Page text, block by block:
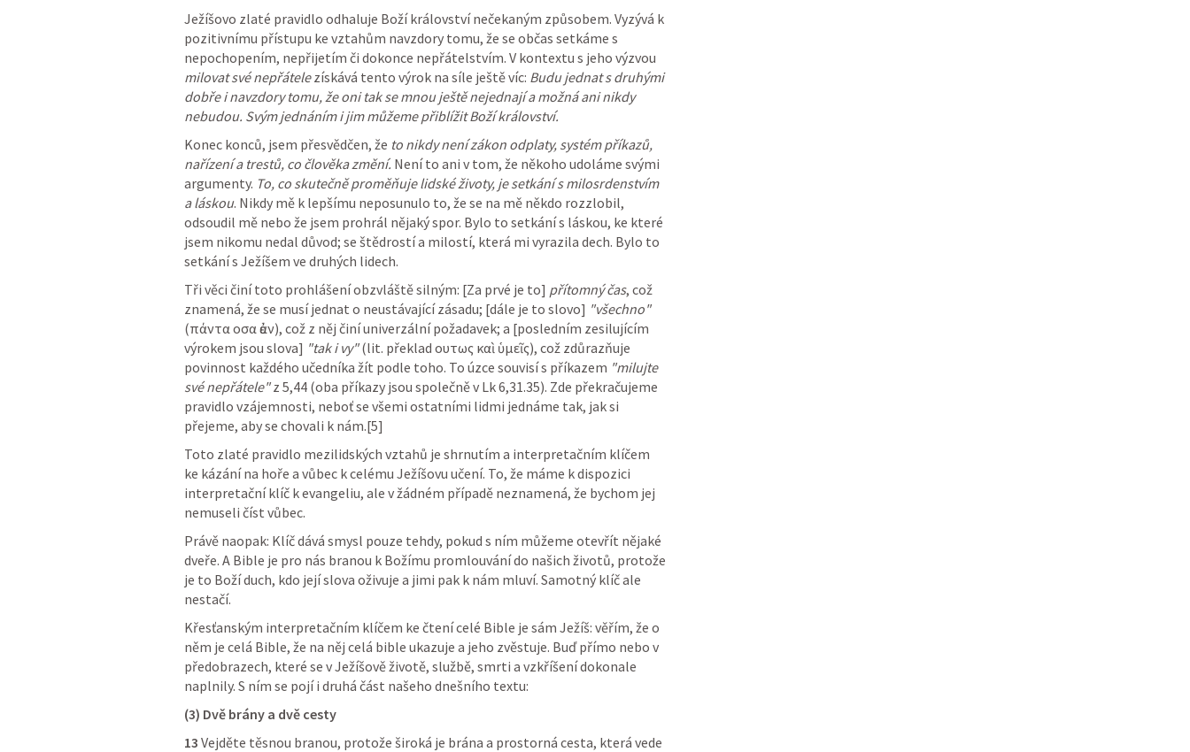
Ježíšovo zlaté pravidlo odhaluje Boží království nečekaným způsobem. Vyzývá k
pozitivnímu přístupu ke vztahům navzdory tomu, že se občas setkáme s
milovat své nepřátele získává tento výrok na síle ještě víc: Budu jednat s druhými
dobře i navzdory tomu, že oni tak se mnou ještě nejednají a možná ani nikdy
nebudou. Svým jednáním i jim můžeme přiblížit Boží království.
Konec konců, jsem přesvědčen, že to nikdy není zákon odplaty, systém příkazů,
nařízení a trestů, co člověka změní. Není to ani v tom, že někoho udoláme svými
argumenty. To, co skutečně proměňuje lidské životy, je setkání s milosrdenstvím
a láskou. Nikdy mě k lepšímu neposunulo to, že se na mě někdo rozzlobil,
odsoudil mě nebo že jsem prohrál nějaký spor. Bylo to setkání s láskou, ke které
jsem nikomu nedal důvod; se štědrostí a milostí, která mi vyrazila dech. Bylo to
setkání s Ježíšem ve druhých lidech.
Tři věci činí toto prohlášení obzvláště silným: [Za prvé je to] přítomný čas, což
znamená, že se musí jednat o neustávající zásadu; [dále je to slovo] "všechno"
(πάντα οσα ἐάν), což z něj činí univerzální požadavek; a [posledním zesilujícím
výrokem jsou slova] "tak i vy" (lit. překlad ουτως καὶ ὑμεῖς), což zdůrazňuje
povinnost každého učedníka žít podle toho. To úzce souvisí s příkazem "milujte
své nepřátele" z 5,44 (oba příkazy jsou společně v Lk 6,31.35). Zde překračujeme
pravidlo vzájemnosti, neboť se všemi ostatními lidmi jednáme tak, jak si
přejeme, aby se chovali k nám.[5]
Toto zlaté pravidlo mezilidských vztahů je shrnutím a interpretačním klíčem
ke kázání na hoře a vůbec k celému Ježíšovu učení. To, že máme k dispozici
interpretační klíč k evangeliu, ale v žádném případě neznamená, že bychom jej
nemuseli číst vůbec.
Právě naopak: Klíč dává smysl pouze tehdy, pokud s ním můžeme otevřít nějaké
dveře. A Bible je pro nás branou k Božímu promlouvání do našich životů, protože
je to Boží duch, kdo její slova oživuje a jimi pak k nám mluví. Samotný klíč ale
nestačí.
Křesťanským interpretačním klíčem ke čtení celé Bible je sám Ježíš: věřím, že o
něm je celá Bible, že na něj celá bible ukazuje a jeho zvěstuje. Buď přímo nebo v
předobrazech, které se v Ježíšově životě, službě, smrti a vzkříšení dokonale
naplnily. S ním se pojí i druhá část našeho dnešního textu:
(3) Dvě brány a dvě cesty
13 Vejděte těsnou branou, protože široká je brána a prostorná cesta, která vede